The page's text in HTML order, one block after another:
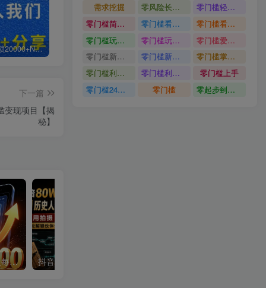
白菜价解锁20000+N个赚钱机会，加入轻创终点站会员，全站资源免费学习。
下一篇
变现项目【揭
秘】
单身小众交友赛道，一个人每天轻松到手1000+，落地快、见效稳【揭秘】
需求挖掘
零风险长期做
零门槛轻资产创业
零门槛简单易上手
零门槛看完就能上手只需一部手机轻松日收30
零门槛看完就能上手
零门槛玩转伙伴计划与精选独家单日稳定收益1k
零门槛玩转伙伴计划与精选独家
零门槛爱奇艺变现冷门赛道
零门槛新手快速入门闲鱼电商日赚百元新手必看教程
零门槛新手快速入门闲鱼电商日赚百元
零门槛掌握汽车赛道变现玩法
零门槛利用AI只需几分钟轻松做出带货短视频
零门槛利用AI
零门槛上手
零门槛24小时无人值守被动创收项目
零门槛 零起步到独立实操